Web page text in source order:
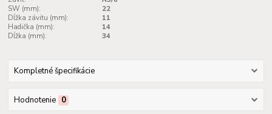
SW (mm):
22
Dĺžka závitu (mm):
11
Hadička (mm):
14
Dĺžka (mm):
34
Kompletné špecifikácie
Hodnotenie 0